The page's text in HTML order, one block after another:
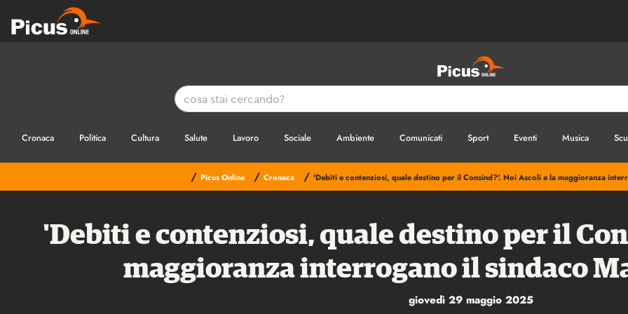
Cronaca Politica Cultura Salute Lavoro Sociale Ambiente Comunicati Sport Eventi Musica
/ Picus Online / Cronaca / 'Debiti e contenziosi, quale destino per il Consind?'. Noi Ascoli e la maggioranza
'Debiti e contenziosi, quale destino per il
maggioranza interrogano il sindaco
giovedì 29 maggio 2025